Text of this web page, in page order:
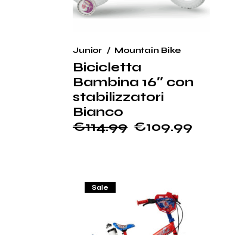
Bicicletta
Bambina 16″ con
stabilizzatori
Bianco
€114.99
Il
€114.99.
€109.99
Il
€109.99.
Junior Mountain Bike
Sale